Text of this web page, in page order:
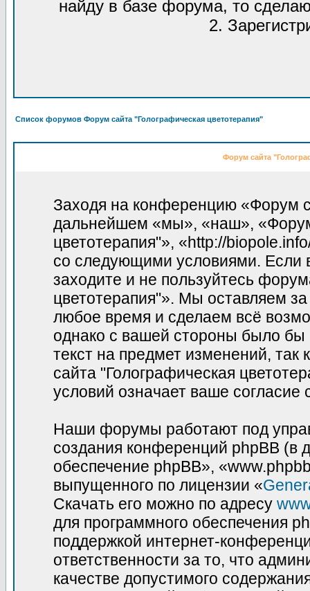
найду в базе форума, то
2.
Список форумов Форум сайта "Голографическая цветотерапия"
Форум сайта
Заходя на конференцию «Форум
дальнейшем «мы», «наш»,
цветотерапия"», «http://
со следующими условиями. Если
заходите и не пользуйтесь
цветотерапия"». Мы оставляем
любое время и сделаем всё
однако с вашей стороны было бы
текст на предмет изменений,
сайта "Голографическая
условий означает ваше согласие
Наши форумы работают под
создания конференций phpBB
обеспечение phpBB»,
выпущенного по лицензии «
Скачать его можно по адресу
для программного обеспечения
поддержкой интернет-
ответственности за то, что
качестве допустимого